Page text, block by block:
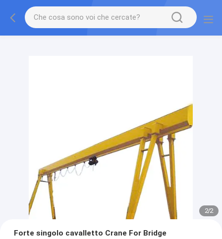
gtag('config', 'G-QWE9HWC3PF', {cookie_flags:
"SameSite=None;Secure"});
2/2
Forte singolo cavalletto Crane For Bridge